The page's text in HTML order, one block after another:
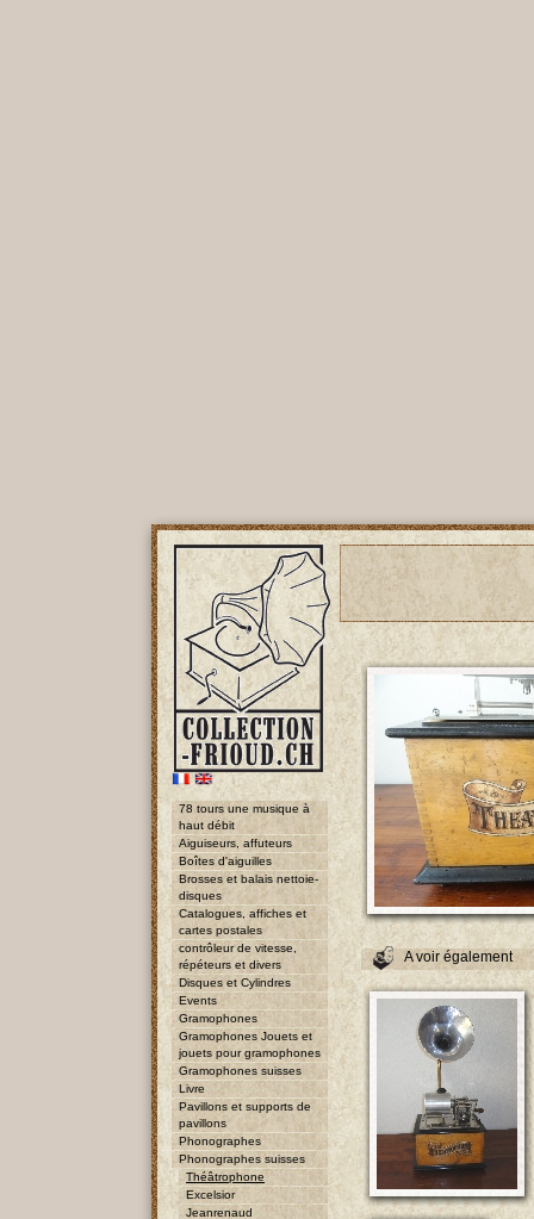
78 tours une musique à
haut débit
Aiguiseurs, affuteurs
Boîtes d'aiguilles
Brosses et balais nettoie-
disques
Catalogues, affiches et
cartes postales
contrôleur de vitesse,
répéteurs et divers
Disques et Cylindres
Events
Gramophones
Gramophones Jouets et
jouets pour gramophones
Gramophones suisses
Livre
Pavillons et supports de
pavillons
Phonographes
Phonographes suisses
Théâtrophone
Excelsior
Jeanrenaud
A voir également